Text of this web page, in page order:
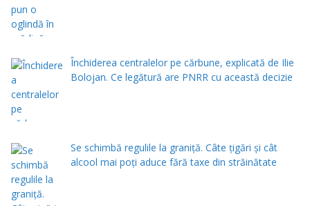
Închiderea centralelor pe cărbune, explicată de Ilie
Bolojan. Ce legătură are PNRR cu această decizie
Se schimbă regulile la graniță. Câte țigări și cât
alcool mai poți aduce fără taxe din străinătate